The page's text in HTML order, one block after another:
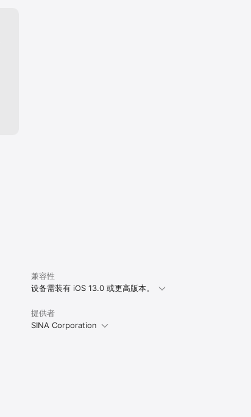
兼容性
设备需装有 iOS 13.0 或更高版本。
提供者
SINA Corporation